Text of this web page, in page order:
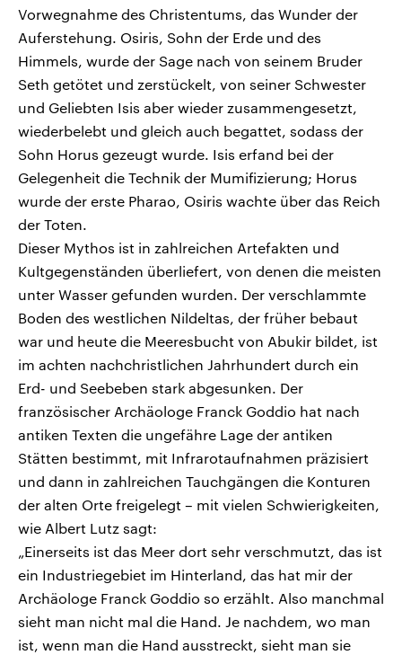
Vorwegnahme des Christentums, das Wunder der
Auferstehung. Osiris, Sohn der Erde und des
Himmels, wurde der Sage nach von seinem Bruder
Seth getötet und zerstückelt, von seiner Schwester
und Geliebten Isis aber wieder zusammengesetzt,
wiederbelebt und gleich auch begattet, sodass der
Sohn Horus gezeugt wurde. Isis erfand bei der
Gelegenheit die Technik der Mumifizierung; Horus
wurde der erste Pharao, Osiris wachte über das Reich
der Toten.
Dieser Mythos ist in zahlreichen Artefakten und
Kultgegenständen überliefert, von denen die meisten
unter Wasser gefunden wurden. Der verschlammte
Boden des westlichen Nildeltas, der früher bebaut
war und heute die Meeresbucht von Abukir bildet, ist
im achten nachchristlichen Jahrhundert durch ein
Erd- und Seebeben stark abgesunken. Der
französischer Archäologe Franck Goddio hat nach
antiken Texten die ungefähre Lage der antiken
Stätten bestimmt, mit Infrarotaufnahmen präzisiert
und dann in zahlreichen Tauchgängen die Konturen
der alten Orte freigelegt – mit vielen Schwierigkeiten,
wie Albert Lutz sagt:
„Einerseits ist das Meer dort sehr verschmutzt, das ist
ein Industriegebiet im Hinterland, das hat mir der
Archäologe Franck Goddio so erzählt. Also manchmal
sieht man nicht mal die Hand. Je nachdem, wo man
ist, wenn man die Hand ausstreckt, sieht man sie